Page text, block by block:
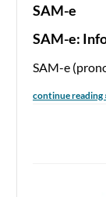
SAM-e
SAM-e:
SAM-e
continue reading